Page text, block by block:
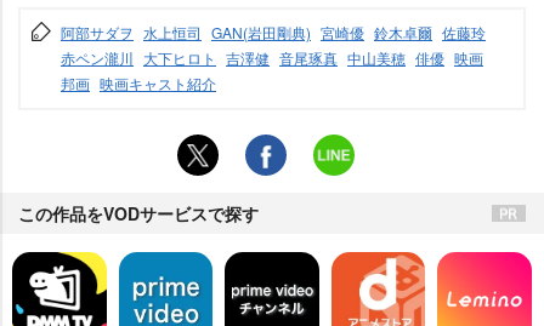
阿部サダヲ 水上恒司 GAN(岩田剛典) 宮崎優 鈴木卓爾 佐藤玲
赤ペン瀧川 大下ヒロト 吉澤健 音尾琢真 中山美穂 俳優 映画
邦画 映画キャスト紹介
この作品をVODサービスで探す